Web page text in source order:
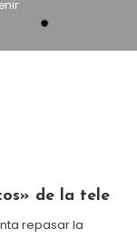
de la tele
repasar la